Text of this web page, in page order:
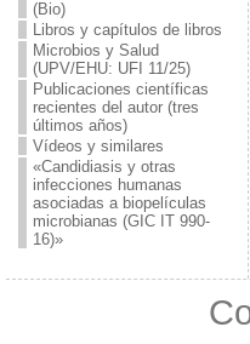
(Bio)
Libros y capítulos de libros
Microbios y Salud
(UPV/EHU: UFI 11/25)
Publicaciones científicas
recientes del autor (tres
últimos años)
Vídeos y similares
«Candidiasis y otras
infecciones humanas
asociadas a biopelículas
microbianas (GIC IT 990-
16)»